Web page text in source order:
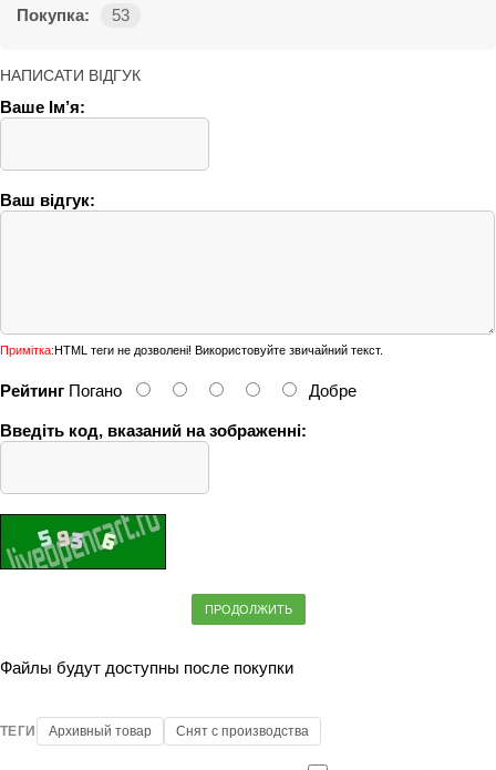
Покупка: 53
НАПИСАТИ ВІДГУК
Ваше Ім’я:
Ваш відгук:
Примітка:HTML теги не дозволені! Використовуйте звичайний текст.
Рейтинг Погано Добре
Введіть код, вказаний на зображенні:
ПРОДОЛЖИТЬ
Файлы будут доступны после покупки
ТЕГИ Архивный товар Снят с производства